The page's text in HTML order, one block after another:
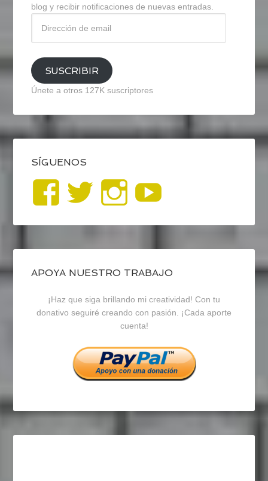
blog y recibir notificaciones de nuevas entradas.
email
SUSCRIBIR
Únete a otros 127K suscriptores
SÍGUENOS
Ver
perfil
de
blogrecursosep
en
Facebook
Ver
perfil
de
recursosep
en
Twitter
Ver
perfil
de
recursosep
en
Instagram
APOYA NUESTRO TRABAJO
¡Haz que siga brillando mi creatividad! Con tu
donativo seguiré creando con pasión. ¡Cada aporte
cuenta!